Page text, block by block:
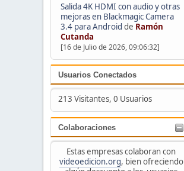
Salida 4K HDMI con audio y otras
mejoras en Blackmagic Camera
3.4 para Android de Ramón
Cutanda
[16 de Julio de 2026, 09:06:32]
Usuarios Conectados
213 Visitantes, 0 Usuarios
Colaboraciones
Estas empresas colaboran con
videoedicion.org, bien ofreciendo